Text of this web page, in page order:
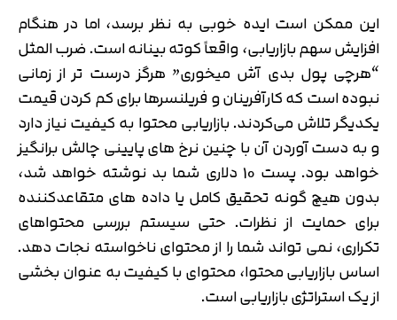
این ممکن است ایده خوبی به نظر برسد، اما در هنگام
افزایش سهم بازاریابی، واقعاً کوته بینانه است. ضرب المثل
“هرچی پول بدی آش میخوری” هرگز درست تر از زمانی
نبوده است که کارآفرینان و فریلنسرها برای کم کردن قیمت
یکدیگر تلاش می‌کردند. بازاریابی محتوا به کیفیت نیاز دارد
و به دست آوردن آن با چنین نرخ های پایینی چالش برانگیز
خواهد بود. پست 10 دلاری شما بد نوشته خواهد شد،
بدون هیچ گونه تحقیق کامل یا داده های متقاعدکننده
برای حمایت از نظرات. حتی سیستم بررسی محتواهای
تکراری، نمی تواند شما را از محتوای ناخواسته نجات دهد.
اساس بازاریابی محتوا، محتوای با کیفیت به عنوان بخشی
از یک استراتژی بازاریابی است.